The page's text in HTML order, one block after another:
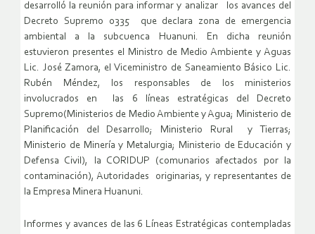
desarrolló la reunión para informar y analizar los avances del
Decreto Supremo 0335 que declara zona de emergencia
ambiental a la subcuenca Huanuni. En dicha reunión
estuvieron presentes el Ministro de Medio Ambiente y Aguas
Lic. José Zamora, el Viceministro de Saneamiento Básico Lic.
Rubén Méndez, los responsables de los ministerios
involucrados en las 6 líneas estratégicas del Decreto
Supremo(Ministerios de Medio Ambiente y Agua; Ministerio de
Planificación del Desarrollo; Ministerio Rural y Tierras;
Ministerio de Minería y Metalurgia; Ministerio de Educación y
Defensa Civil), la CORIDUP (comunarios afectados por la
contaminación), Autoridades originarias, y representantes de
la Empresa Minera Huanuni.
Informes y avances de las 6 Líneas Estratégicas contempladas